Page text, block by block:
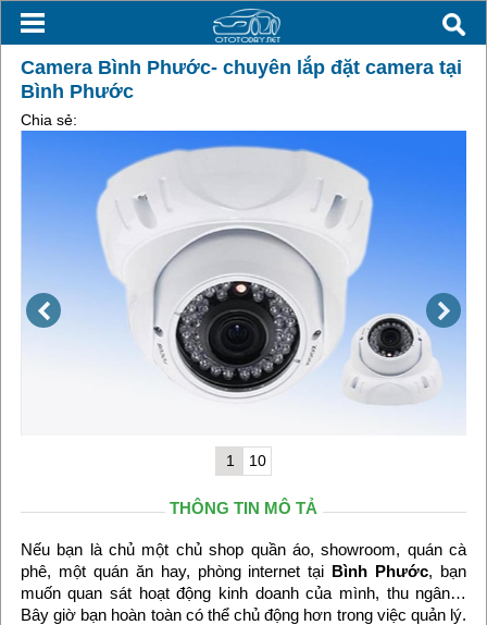
Camera Bình Phước- chuyên lắp đặt camera tại
Bình Phước
Chia sẻ:
1 10
THÔNG TIN MÔ TẢ
Nếu bạn là chủ một chủ shop quần áo, showroom, quán cà
phê, một quán ăn hay, phòng internet tại Bình Phước, bạn
muốn quan sát hoạt động kinh doanh của mình, thu ngân…
Bây giờ bạn hoàn toàn có thể chủ động hơn trong việc quản lý.